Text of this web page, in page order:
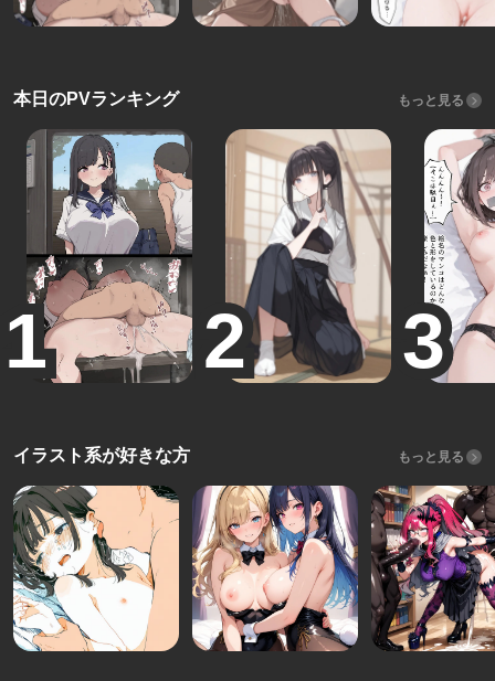
本日のPVランキング もっと見る
イラスト系が好きな方 もっと見る